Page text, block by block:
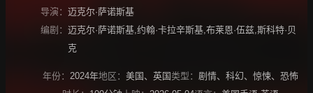
导演： 迈克尔·萨诺斯基
编剧： 迈克尔·萨诺斯基,约翰·卡拉辛斯基,布莱恩·伍兹,斯科特·贝
克
年份： 2024年地区： 美国 、 英国 类型： 剧情、 科幻、 惊悚、 恐怖